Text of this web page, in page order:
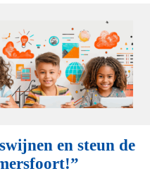
en steun de